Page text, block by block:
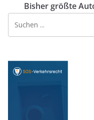
Bisher größte